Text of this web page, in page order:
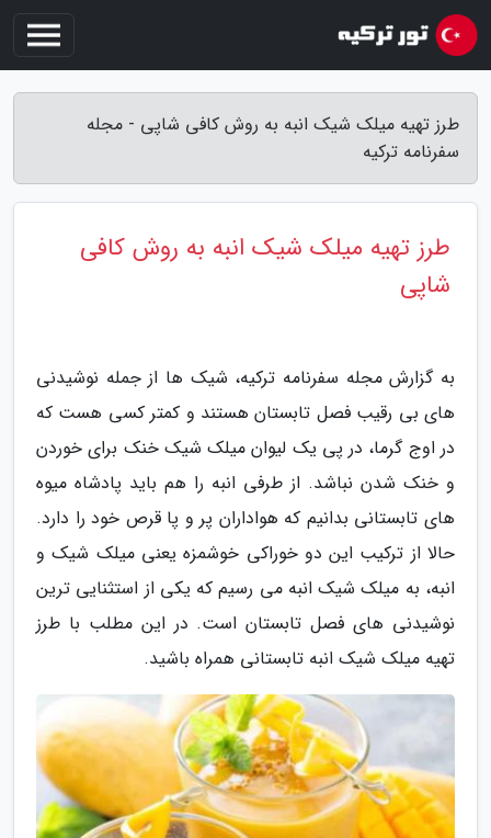
طرز تهیه میلک شیک انبه به روش کافی شاپی - مجله
سفرنامه ترکیه
طرز تهیه میلک شیک انبه به روش کافی
شاپی
به گزارش مجله سفرنامه ترکیه، شیک ها از جمله نوشیدنی
های بی رقیب فصل تابستان هستند و کمتر کسی هست که
در اوج گرما، در پی یک لیوان میلک شیک خنک برای خوردن
و خنک شدن نباشد. از طرفی انبه را هم باید پادشاه میوه
های تابستانی بدانیم که هواداران پر و پا قرص خود را دارد.
حالا از ترکیب این دو خوراکی خوشمزه یعنی میلک شیک و
انبه، به میلک شیک انبه می رسیم که یکی از استثنایی ترین
نوشیدنی های فصل تابستان است. در این مطلب با طرز
تهیه میلک شیک انبه تابستانی همراه باشید.